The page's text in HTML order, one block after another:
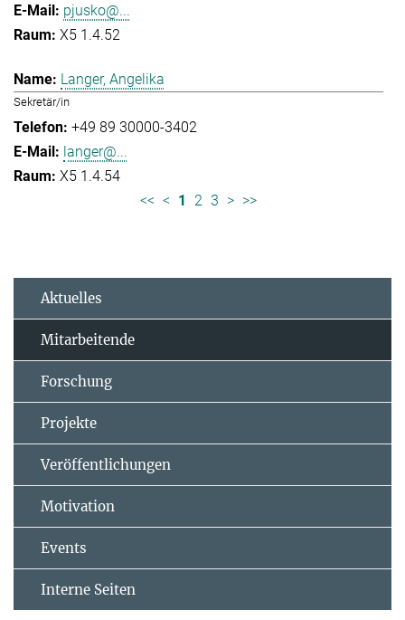
pjusko@...
X5 1.4.52
Langer, Angelika
Sekretär/in
+49 89 30000-3402
langer@...
X5 1.4.54
<< < 1 2 3 > >>
Aktuelles
Mitarbeitende
Forschung
Projekte
Veröffentlichungen
Motivation
Events
Interne Seiten